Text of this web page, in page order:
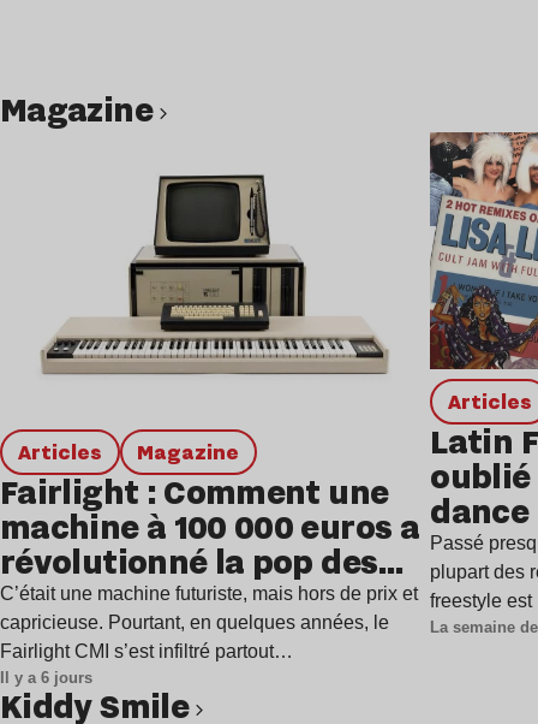
magazine
Articles magazine
Fairlight : Comment une
machine à 100 000 euros a
révolutionné la pop des
années 1980 ?
C’était une machine futuriste, mais hors de prix et
capricieuse. Pourtant, en quelques années, le
Fairlight CMI s’est infiltré partout…
Il y a 6 jours
Articles
Latin
oublié
Passé
plupart des
freestyle
La semaine
Kiddy Smile